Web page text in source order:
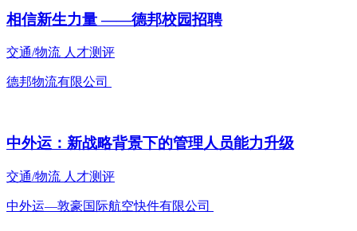
相信新生力量 ——德邦校园招聘
交通/物流 人才测评
德邦物流有限公司
中外运：新战略背景下的管理人员能力升级
交通/物流 人才测评
中外运—敦豪国际航空快件有限公司